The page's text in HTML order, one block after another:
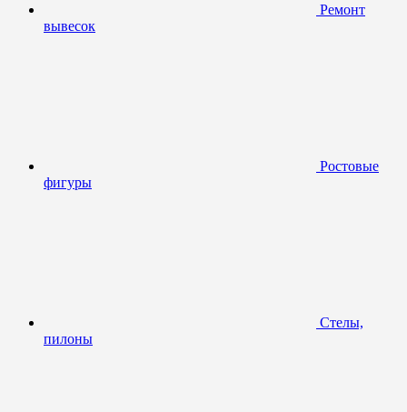
Ремонт
вывесок
Ростовые
фигуры
Стелы,
пилоны